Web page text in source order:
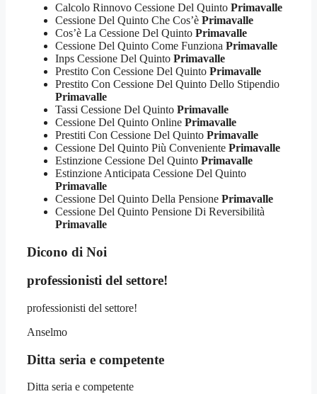
Calcolo Rinnovo Cessione Del Quinto Primavalle
Cessione Del Quinto Che Cos’è Primavalle
Cos’è La Cessione Del Quinto Primavalle
Cessione Del Quinto Come Funziona Primavalle
Inps Cessione Del Quinto Primavalle
Prestito Con Cessione Del Quinto Primavalle
Prestito Con Cessione Del Quinto Dello Stipendio
Primavalle
Tassi Cessione Del Quinto Primavalle
Cessione Del Quinto Online Primavalle
Prestiti Con Cessione Del Quinto Primavalle
Cessione Del Quinto Più Conveniente Primavalle
Estinzione Cessione Del Quinto Primavalle
Estinzione Anticipata Cessione Del Quinto
Primavalle
Cessione Del Quinto Della Pensione Primavalle
Cessione Del Quinto Pensione Di Reversibilità
Primavalle
Dicono di Noi
professionisti del settore!
professionisti del settore!
Anselmo
Ditta seria e competente
Ditta seria e competente